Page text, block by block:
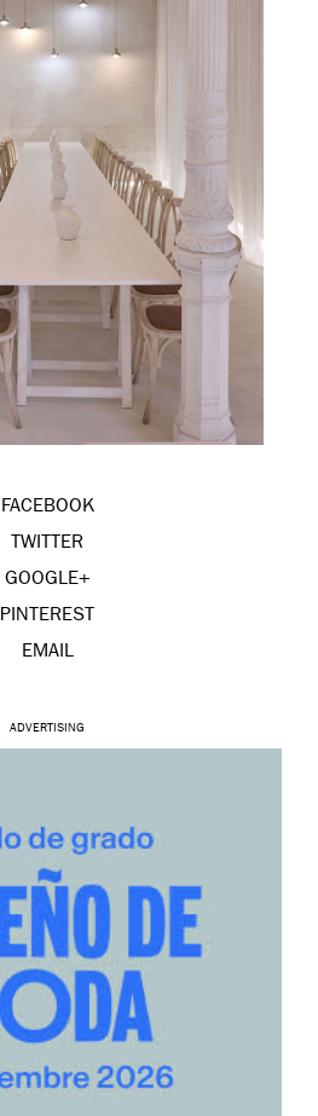
FACEBOOK
TWITTER
GOOGLE+
PINTEREST
EMAIL
ADVERTISING